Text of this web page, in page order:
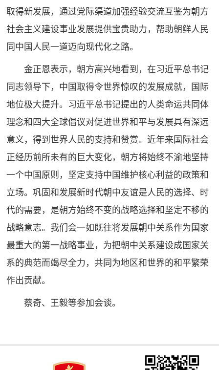
取得新发展，通过党际渠道加强经验交流互鉴为朝方
社会主义建设事业发展提供宝贵助力，帮助朝鲜人民
同中国人民一道迈向现代化之路。
金正恩表示，朝方高兴地看到，在习近平总书记
同志领导下，中国取得令世界惊叹的发展成就，国际
地位极大提升。习近平总书记提出的人类命运共同体
理念和四大全球倡议对促进世界和平与发展具有深远
意义，得到世界人民的支持和赞赏。近年来国际社会
正经历前所未有的巨大变化，朝方将始终不渝地坚持
一个中国原则，坚定支持中国维护核心利益的政策和
立场。巩固和发展新时代朝中友谊是人民的选择、时
代的需要，是朝方始终不变的战略选择和坚定不移的
战略意志。我们会一如既往将发展朝中关系作为国家
最重大的第一战略事业，为把朝中关系建设成国家关
系的典范而竭尽全力，共同为地区和世界的和平繁荣
作出贡献。
蔡奇、王毅等参加会谈。